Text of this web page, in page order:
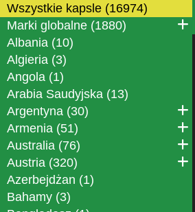
Wszystkie kapsle (16974)
Marki globalne (1880)
Albania (10)
Algieria (3)
Angola (1)
Arabia Saudyjska (13)
Argentyna (30)
Armenia (51)
Australia (76)
Austria (320)
Azerbejdżan (1)
Bahamy (3)